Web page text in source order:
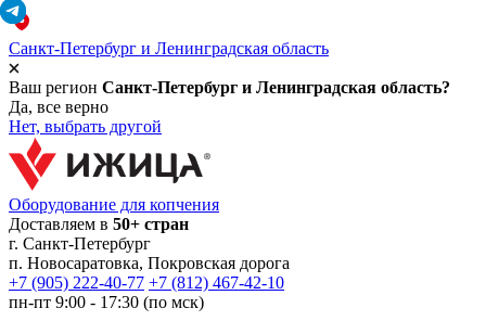
Санкт-Петербург и Ленинградская область
Ваш регион Санкт-Петербург и Ленинградская область?
Да, все верно
Нет, выбрать другой
Оборудование для копчения
Доставляем в 50+ стран
г. Санкт-Петербург
п. Новосаратовка, Покровская дорога
+7 (905) 222-40-77 +7 (812) 467-42-10
пн-пт 9:00 - 17:30 (по мск)